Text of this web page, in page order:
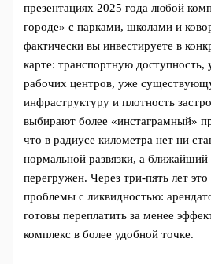
презентациях 2025 года любой
городе» с парками, школами и
фактически вы инвестируете в
карте: транспортную доступность,
рабочих центров, уже
инфраструктуру и плотность
выбирают более «инстаграмный»
что в радиусе километра нет ни
нормальной развязки, а ближайший
перегружен. Через три‑пять лет
проблемы с ликвидностью:
готовы переплатить за менее
комплекс в более удобной точке.